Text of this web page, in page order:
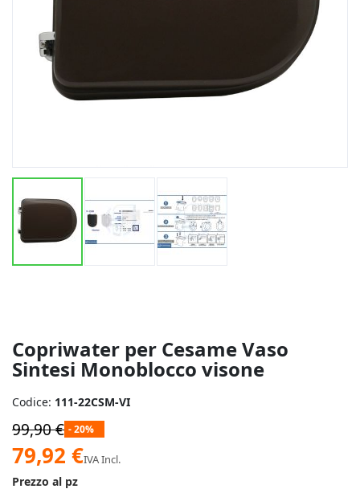
Copriwater per Cesame Vaso
Sintesi Monoblocco visone
immagini
Codice: 111-22CSM-VI
99,90 € - 20%
Prezzo
speciale
79,92 €IVA Incl.
Prezzo al pz